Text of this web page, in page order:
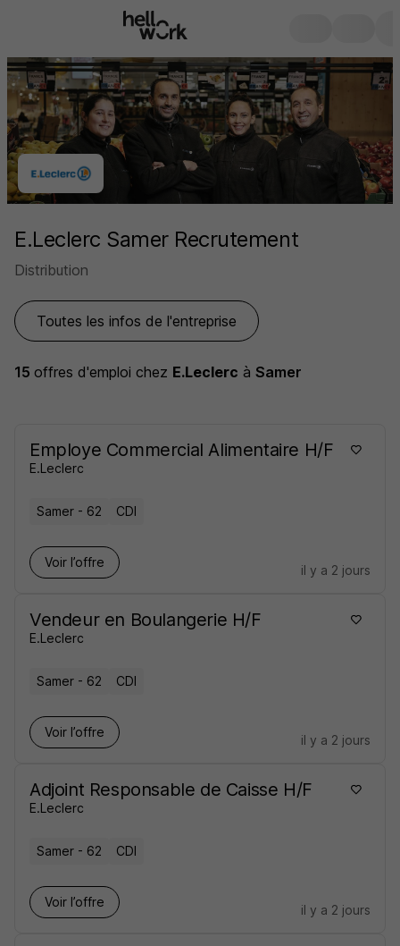
E.Leclerc Samer Recrutement
Distribution
Toutes les infos de l'entreprise
15 offres d'emploi chez E.Leclerc à Samer
Employe Commercial Alimentaire H/F
E.Leclerc
Samer - 62 CDI
Voir l’offre
il y a 2 jours
Vendeur en Boulangerie H/F
E.Leclerc
Samer - 62 CDI
Voir l’offre
il y a 2 jours
Adjoint Responsable de Caisse H/F
E.Leclerc
Samer - 62 CDI
Voir l’offre
il y a 2 jours